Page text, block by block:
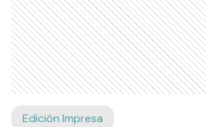
Edición Impresa